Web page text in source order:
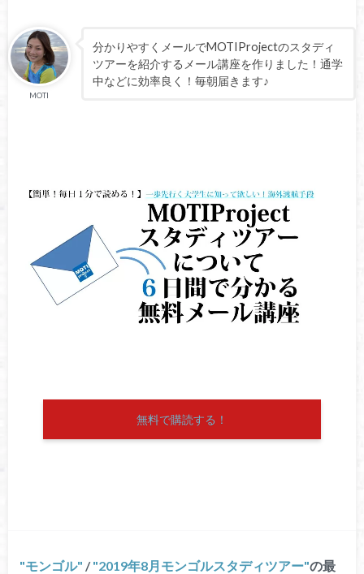
MOTI
分かりやすくメールでMOTIProjectのスタディ
ツアーを紹介するメール講座を作りました！通学
中などに効率良く！毎朝届きます♪
無料で購読する！
モンゴル / 2019年8月モンゴルスタディツアー の最